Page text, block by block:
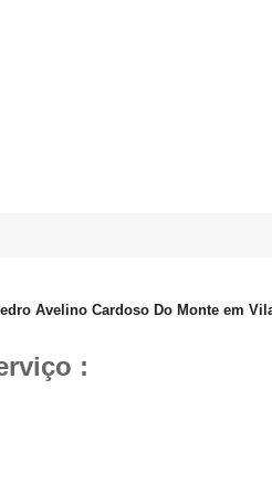
Avelino Cardoso Do Monte em
: